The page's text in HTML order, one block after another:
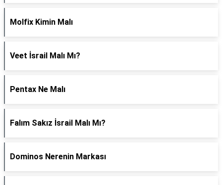
Molfix Kimin Malı
Veet İsrail Malı Mı?
Pentax Ne Malı
Falım Sakız İsrail Malı Mı?
Dominos Nerenin Markası